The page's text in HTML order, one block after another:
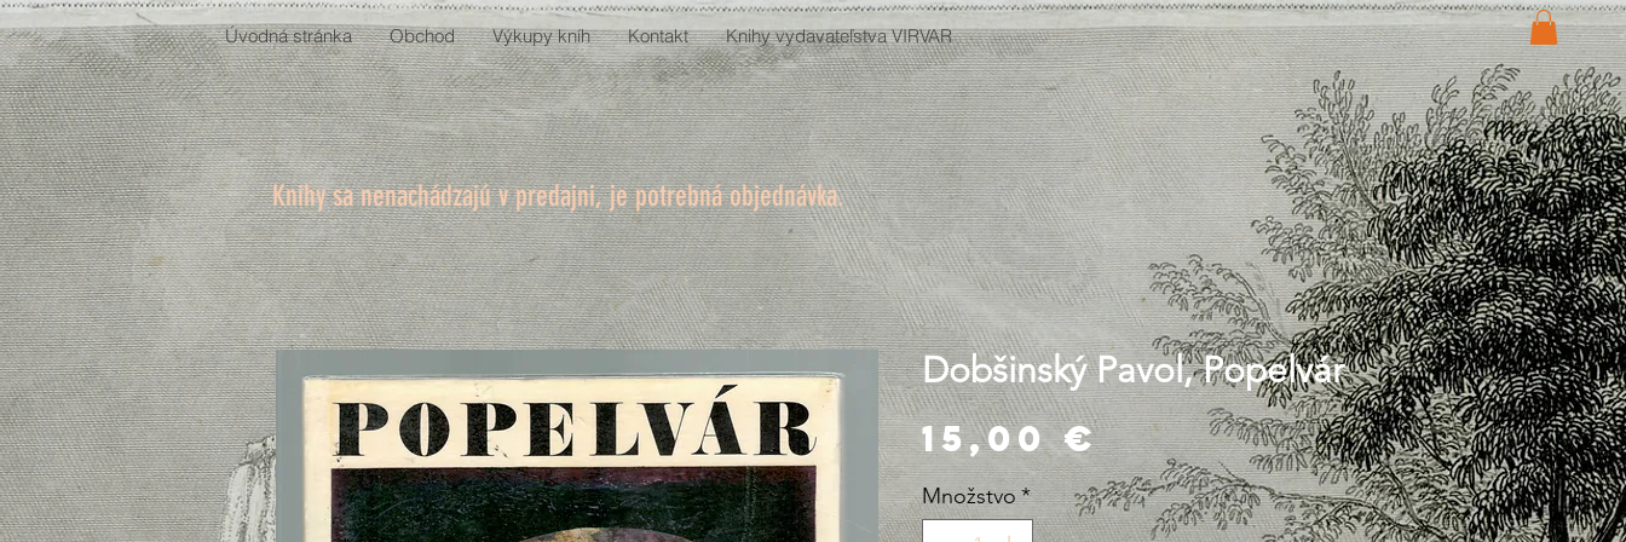
Úvodná stránka Obchod Výkupy kníh Kontakt Knihy vydavateľstva VIRVAR
Dobšinský Pavol, Popelvár
15,00 €Price
Množstvo*
Knihy sa nenachádzajú v predajni, je potrebná objednávka.